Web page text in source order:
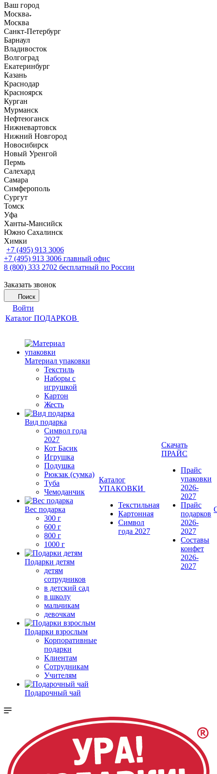
Ваш город
Москва
Москва
Санкт-Петербург
Барнаул
Владивосток
Волгоград
Екатеринбург
Казань
Краснодар
Красноярск
Курган
Мурманск
Нефтеюганск
Нижневартовск
Нижний Новгород
Новосибирск
Новый Уренгой
Пермь
Салехард
Самара
Симферополь
Сургут
Томск
Уфа
Ханты-Мансийск
Южно Сахалинск
Химки
+7 (495) 913 3006
+7 (495) 913 3006 главный офис
8 (800) 333 2702 бесплатный по России
Заказать звонок
Поиск
Войти
Каталог ПОДАРКОВ
Материал упаковки
Текстиль
Наборы с
игрушкой
Картон
Жесть
Вид подарка
Символ года
2027
Кот Басик
Игрушка
Подушка
Рюкзак (сумка)
Туба
Чемоданчик
Вес подарка
300 г
600 г
800 г
1000 г
Подарки детям
детям
сотрудников
в детский сад
в школу
мальчикам
девочкам
Подарки взрослым
Корпоративные
подарки
Клиентам
Сотрудникам
Учителям
Подарочный чай
Каталог
УПАКОВКИ
Текстильная
Картонная
Символ
года 2027
Скачать
ПРАЙС
Прайс
упаковки
2026-
2027
Прайс
подарков
2026-
2027
Составы
конфет
2026-
2027